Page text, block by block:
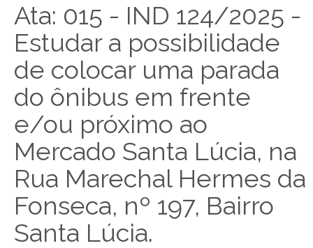
Ata: 015 - IND 124/2025 -
Estudar a possibilidade
de colocar uma parada
do ônibus em frente
e/ou próximo ao
Mercado Santa Lúcia, na
Rua Marechal Hermes da
Fonseca, nº 197, Bairro
Santa Lúcia.